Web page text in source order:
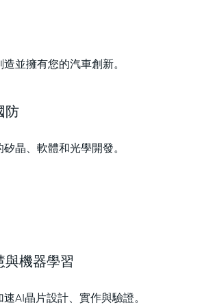
並擁有您的汽車創新。
防
晶、軟體和光學開發。
與機器學習
AI晶片設計、實作與驗證。